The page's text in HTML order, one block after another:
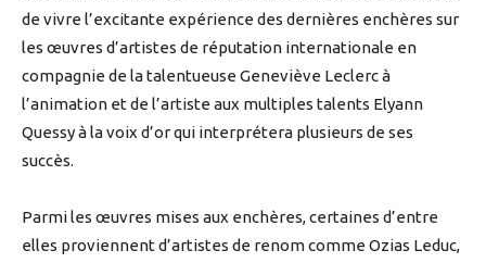
de vivre l’excitante expérience des dernières enchères sur
les œuvres d’artistes de réputation internationale en
compagnie de la talentueuse Geneviève Leclerc à
l’animation et de l’artiste aux multiples talents Elyann
Quessy à la voix d’or qui interprétera plusieurs de ses
succès.
Parmi les œuvres mises aux enchères, certaines d’entre
elles proviennent d’artistes de renom comme Ozias Leduc,